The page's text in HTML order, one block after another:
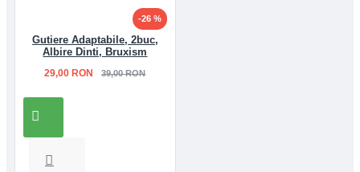
-26 %
Gutiere Adaptabile, 2buc,
Albire Dinti, Bruxism
29,00 RON 39,00 RON